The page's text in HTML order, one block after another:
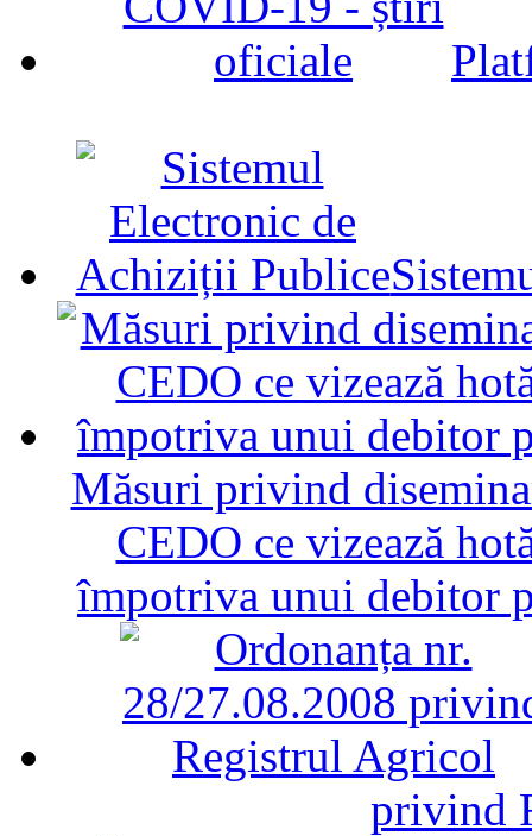
Măsuri privind
CEDO ce vizează
împotriva unui debitor
privind